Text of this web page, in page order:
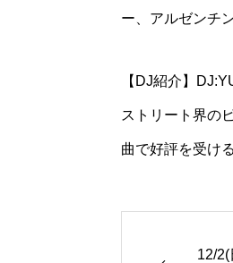
ー、アルゼンチ
【DJ紹介】
ストリート界の
曲で好評を受け
12/